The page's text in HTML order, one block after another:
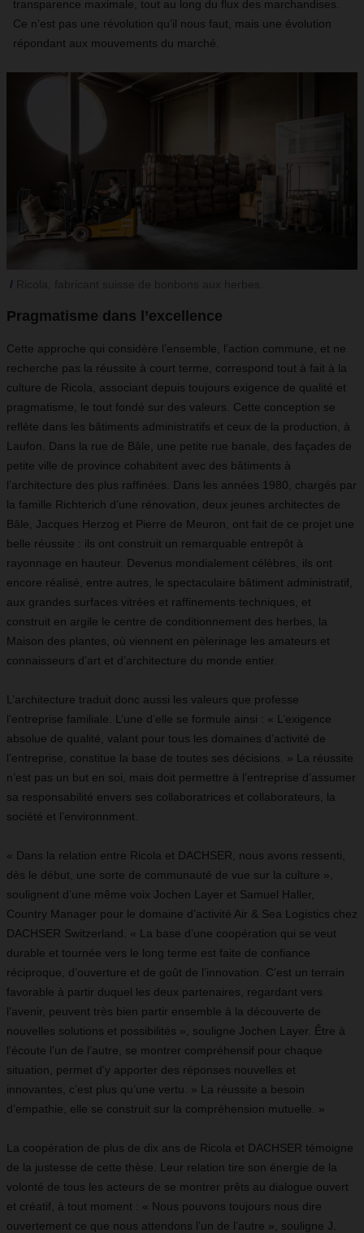
transparence maximale, tout au long du flux des marchandises.
Ce n’est pas une révolution qu’il nous faut, mais une évolution
répondant aux mouvements du marché.
Pragmatisme dans l’excellence
Cette approche qui considère l’ensemble, l’action commune, et ne
recherche pas la réussite à court terme, correspond tout à fait à la
culture de Ricola, associant depuis toujours exigence de qualité et
pragmatisme, le tout fondé sur des valeurs. Cette conception se
reflète dans les bâtiments administratifs et ceux de la production, à
Laufon. Dans la rue de Bâle, une petite rue banale, des façades de
petite ville de province cohabitent avec des bâtiments à
l’architecture des plus raffinées. Dans les années 1980, chargés par
la famille Richterich d’une rénovation, deux jeunes architectes de
Bâle, Jacques Herzog et Pierre de Meuron, ont fait de ce projet une
belle réussite : ils ont construit un remarquable entrepôt à
rayonnage en hauteur. Devenus mondialement célèbres, ils ont
encore réalisé, entre autres, le spectaculaire bâtiment administratif,
aux grandes surfaces vitrées et raffinements techniques, et
construit en argile le centre de conditionnement des herbes, la
Maison des plantes, où viennent en pèlerinage les amateurs et
connaisseurs d’art et d’architecture du monde entier.
L’architecture traduit donc aussi les valeurs que professe
l’entreprise familiale. L’une d’elle se formule ainsi : « L’exigence
absolue de qualité, valant pour tous les domaines d’activité de
l’entreprise, constitue la base de toutes ses décisions. » La réussite
n’est pas un but en soi, mais doit permettre à l’entreprise d’assumer
sa responsabilité envers ses collaboratrices et collaborateurs, la
société et l’environnment.
« Dans la relation entre Ricola et DACHSER, nous avons ressenti,
dès le début, une sorte de communauté de vue sur la culture »,
soulignent d’une même voix Jochen Layer et Samuel Haller,
Country Manager pour le domaine d’activité Air & Sea Logistics chez
DACHSER Switzerland. « La base d’une coopération qui se veut
durable et tournée vers le long terme est faite de confiance
réciproque, d’ouverture et de goût de l’innovation. C’est un terrain
favorable à partir duquel les deux partenaires, regardant vers
l’avenir, peuvent très bien partir ensemble à la découverte de
nouvelles solutions et possibilités », souligne Jochen Layer. Être à
l’écoute l’un de l’autre, se montrer compréhensif pour chaque
situation, permet d’y apporter des réponses nouvelles et
innovantes, c’est plus qu’une vertu. » La réussite a besoin
d’empathie, elle se construit sur la compréhension mutuelle. »
La coopération de plus de dix ans de Ricola et DACHSER témoigne
de la justesse de cette thèse. Leur relation tire son énergie de la
volonté de tous les acteurs de se montrer prêts au dialogue ouvert
et créatif, à tout moment : « Nous pouvons toujours nous dire
ouvertement ce que nous attendons l’un de l’autre », souligne J.